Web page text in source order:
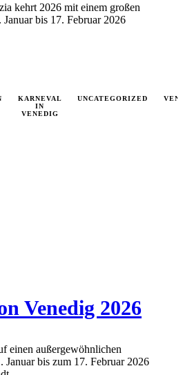
kehrt 2026 mit einem großen
bis 17. Februar 2026
KARNEVAL
IN
VENEDIG
UNCATEGORIZED
Venedig 2026
einen außergewöhnlichen
Januar bis zum 17. Februar 2026